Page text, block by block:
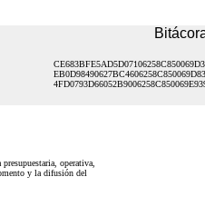
operativa,
y la difusión del